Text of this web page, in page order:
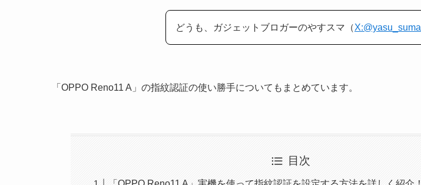
どうも、ガジェットブロガーのやすスマ（X:@yasu_suma
「OPPO Reno11 A」の指紋認証の使い勝手についてもまとめています。
目次